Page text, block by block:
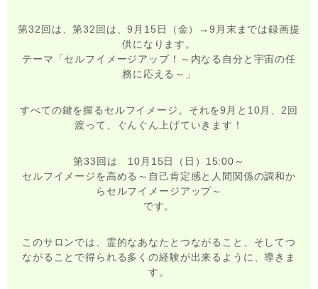
第32回は、第32回は、9月15日（金）→9月末までは録画提
供になります。
テーマ「セルフイメージアップ！～内なる自分と宇宙の任
務に応える～」
すべての鍵を握るセルフイメージ。それを9月と10月、2回
渡って、ぐんぐん上げていきます！
第33回は 10月15日（日）15:00～
セルフイメージを高める～自己肯定感と人間関係の調和か
らセルフイメージアップ～
です。
このサロンでは、霊的なあなたとつながること、そしてつ
ながることで得られる多くの経験が出来るように、導きま
す。